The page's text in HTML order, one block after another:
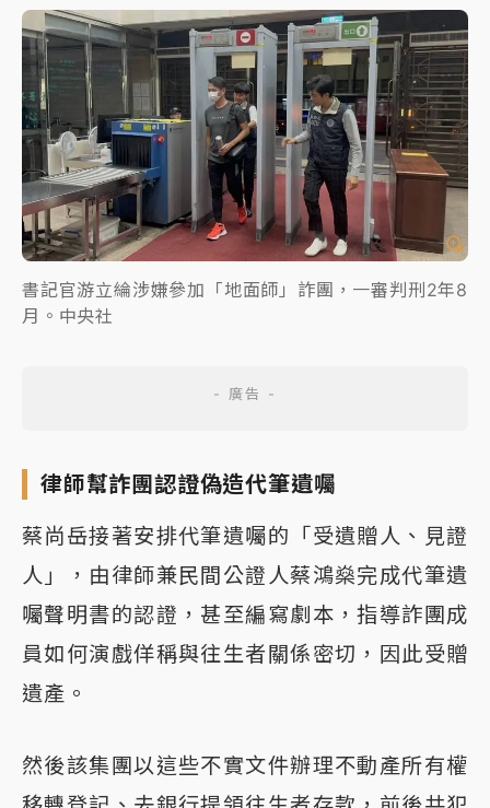
書記官游立綸涉嫌參加「地面師」詐團，一審判刑2年8
月。中央社
律師幫詐團認證偽造代筆遺囑
蔡尚岳接著安排代筆遺囑的「受遺贈人、見證
人」，由律師兼民間公證人蔡鴻燊完成代筆遺
囑聲明書的認證，甚至編寫劇本，指導詐團成
員如何演戲佯稱與往生者關係密切，因此受贈
遺產。
然後該集團以這些不實文件辦理不動產所有權